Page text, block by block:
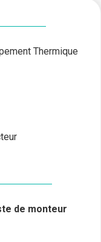
Thermique
de monteur